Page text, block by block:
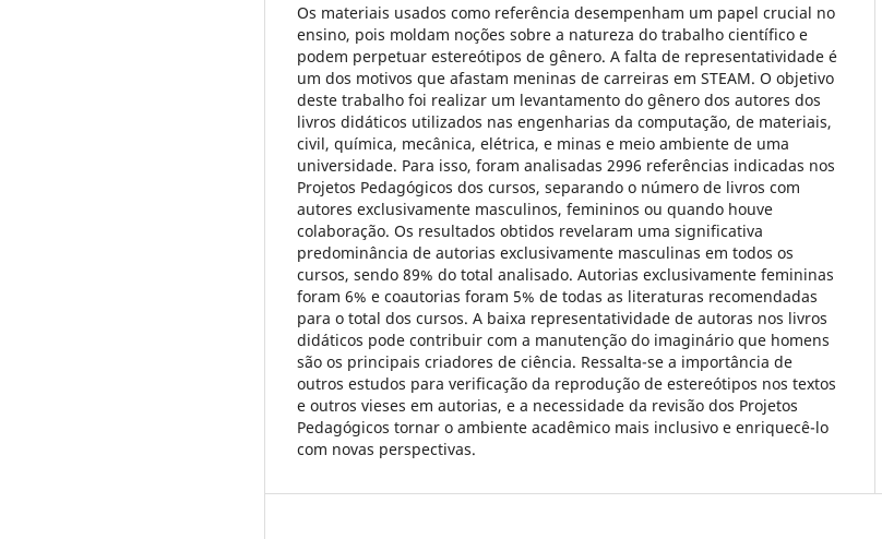
Os materiais usados como referência desempenham um papel crucial no
ensino, pois moldam noções sobre a natureza do trabalho científico e
podem perpetuar estereótipos de gênero. A falta de representatividade é
um dos motivos que afastam meninas de carreiras em STEAM. O objetivo
deste trabalho foi realizar um levantamento do gênero dos autores dos
livros didáticos utilizados nas engenharias da computação, de materiais,
civil, química, mecânica, elétrica, e minas e meio ambiente de uma
universidade. Para isso, foram analisadas 2996 referências indicadas nos
Projetos Pedagógicos dos cursos, separando o número de livros com
autores exclusivamente masculinos, femininos ou quando houve
colaboração. Os resultados obtidos revelaram uma significativa
predominância de autorias exclusivamente masculinas em todos os
cursos, sendo 89% do total analisado. Autorias exclusivamente femininas
foram 6% e coautorias foram 5% de todas as literaturas recomendadas
para o total dos cursos. A baixa representatividade de autoras nos livros
didáticos pode contribuir com a manutenção do imaginário que homens
são os principais criadores de ciência. Ressalta-se a importância de
outros estudos para verificação da reprodução de estereótipos nos textos
e outros vieses em autorias, e a necessidade da revisão dos Projetos
Pedagógicos tornar o ambiente acadêmico mais inclusivo e enriquecê-lo
com novas perspectivas.